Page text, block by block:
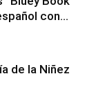
con...
de la Niñez